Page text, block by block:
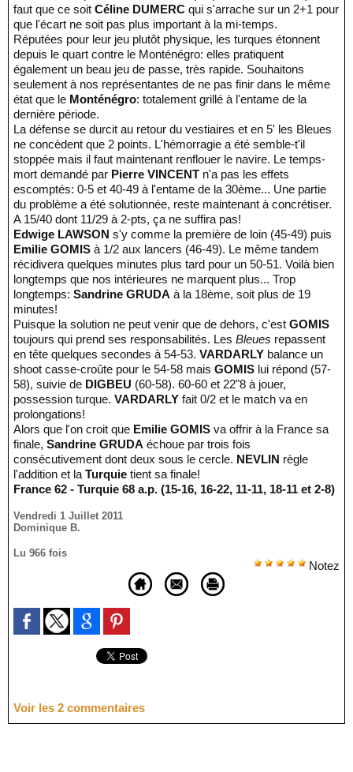
faut que ce soit Céline DUMERC qui s'arrache sur un 2+1 pour
que l'écart ne soit pas plus important à la mi-temps.
Réputées pour leur jeu plutôt physique, les turques étonnent
depuis le quart contre le Monténégro: elles pratiquent
également un beau jeu de passe, très rapide. Souhaitons
seulement à nos représentantes de ne pas finir dans le même
état que le Monténégro: totalement grillé à l'entame de la
dernière période.
La défense se durcit au retour du vestiaires et en 5' les Bleues
ne concèdent que 2 points. L'hémorragie a été semble-t'il
stoppée mais il faut maintenant renflouer le navire. Le temps-
mort demandé par Pierre VINCENT n'a pas les effets
escomptés: 0-5 et 40-49 à l'entame de la 30ème... Une partie
du problème a été solutionnée, reste maintenant à concrétiser.
A 15/40 dont 11/29 à 2-pts, ça ne suffira pas!
Edwige LAWSON s'y comme la première de loin (45-49) puis
Emilie GOMIS à 1/2 aux lancers (46-49). Le même tandem
récidivera quelques minutes plus tard pour un 50-51. Voilà bien
longtemps que nos intérieures ne marquent plus... Trop
longtemps: Sandrine GRUDA à la 18ème, soit plus de 19
minutes!
Puisque la solution ne peut venir que de dehors, c'est GOMIS
toujours qui prend ses responsabilités. Les Bleues repassent
en tête quelques secondes à 54-53. VARDARLY balance un
shoot casse-croûte pour le 54-58 mais GOMIS lui répond (57-
58), suivie de DIGBEU (60-58). 60-60 et 22"8 à jouer,
possession turque. VARDARLY fait 0/2 et le match va en
prolongations!
Alors que l'on croit que Emilie GOMIS va offrir à la France sa
finale, Sandrine GRUDA échoue par trois fois
consécutivement dont deux sous le cercle. NEVLIN règle
l'addition et la Turquie tient sa finale!
France 62 - Turquie 68 a.p. (15-16, 16-22, 11-11, 18-11 et 2-8)
Vendredi 1 Juillet 2011
Dominique B.
Lu 966 fois
Notez
Voir les 2 commentaires